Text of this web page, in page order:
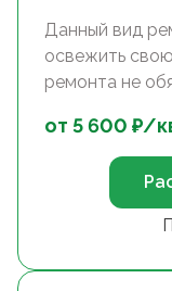
Данный вид
освежить
ремонта не
от 5 600 ₽/